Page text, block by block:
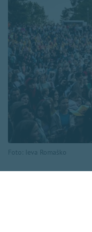
Foto: Ieva Romaško